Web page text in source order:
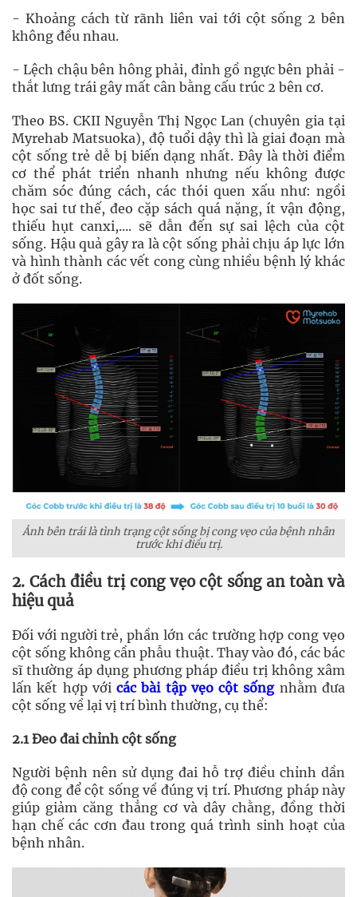
- Khoảng cách từ rãnh liên vai tới cột sống 2 bên
không đều nhau.
- Lệch chậu bên hông phải, đỉnh gồ ngực bên phải -
thắt lưng trái gây mất cân bằng cấu trúc 2 bên cơ.
Theo BS. CKII Nguyễn Thị Ngọc Lan (chuyên gia tại
Myrehab Matsuoka), độ tuổi dậy thì là giai đoạn mà
cột sống trẻ dễ bị biến dạng nhất. Đây là thời điểm
cơ thể phát triển nhanh nhưng nếu không được
chăm sóc đúng cách, các thói quen xấu như: ngồi
học sai tư thế, đeo cặp sách quá nặng, ít vận động,
thiếu hụt canxi,.... sẽ dẫn đến sự sai lệch của cột
sống. Hậu quả gây ra là cột sống phải chịu áp lực lớn
và hình thành các vết cong cùng nhiều bệnh lý khác
ở đốt sống.
Ảnh bên trái là tình trạng cột sống bị cong vẹo của bệnh nhân
trước khi điều trị.
2. Cách điều trị cong vẹo cột sống an toàn và
hiệu quả
Đối với người trẻ, phần lớn các trường hợp cong vẹo
cột sống không cần phẫu thuật. Thay vào đó, các bác
sĩ thường áp dụng phương pháp điều trị không xâm
lấn kết hợp vớicác bài tập vẹo cột sốngnhằm đưa
cột sống về lại vị trí bình thường, cụ thể:
2.1 Đeo đai chỉnh cột sống
Người bệnh nên sử dụng đai hỗ trợ điều chỉnh dần
độ cong để cột sống về đúng vị trí. Phương pháp này
giúp giảm căng thẳng cơ và dây chằng, đồng thời
hạn chế các cơn đau trong quá trình sinh hoạt của
bệnh nhân.